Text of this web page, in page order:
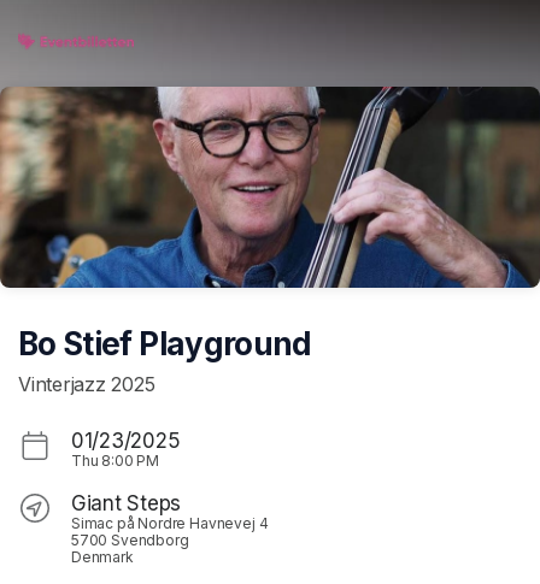
Bo Stief Playground
Vinterjazz 2025
01/23/2025
Thu 8:00 PM
Giant Steps
Simac på Nordre Havnevej 4
5700 Svendborg
Denmark